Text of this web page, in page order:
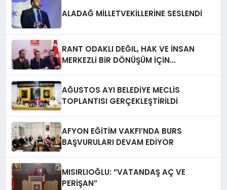
ALADAĞ MİLLETVEKİLLERİNE SESLENDİ
RANT ODAKLI DEĞIL, HAK VE İNSAN
MERKEZLi BiR DÖNÜŞÜM İÇiN
AĞUSTOS AYI BELEDİYE MECLİS
TOPLANTISI GERÇEKLEŞTİRİLDİ
AFYON EĞİTİM VAKFI’NDA BURS
BAŞVURULARI DEVAM EDİYOR
MISIRLIOĞLU: “VATANDAŞ AÇ VE
PERİŞAN”